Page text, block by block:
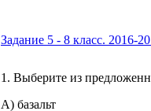
Задание 5 - 8 класс. 2016-
1. Выберите из
А) базальт